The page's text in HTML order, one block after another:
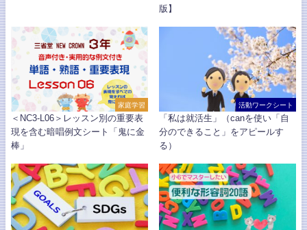
版】
家庭学習
＜NC3-L06＞レッスン別の重要表
現を含む暗唱例文シート「鬼に金
棒」
活動ワークシート
「私は就活生」（canを使い「自
分のできること」をアピールす
る）